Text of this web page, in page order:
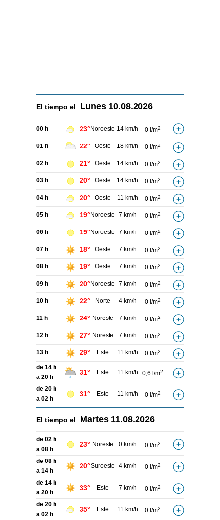
El tiempo el Lunes 10.08.2026
00 h 23° Noroeste 14 km/h 0 l/m2
01 h 22° Oeste 18 km/h 0 l/m2
02 h 21° Oeste 14 km/h 0 l/m2
03 h 20° Oeste 14 km/h 0 l/m2
04 h 20° Oeste 11 km/h 0 l/m2
05 h 19° Noroeste 7 km/h 0 l/m2
06 h 19° Noroeste 7 km/h 0 l/m2
07 h 18° Oeste 7 km/h 0 l/m2
08 h 19° Oeste 7 km/h 0 l/m2
09 h 20° Noroeste 7 km/h 0 l/m2
10 h 22° Norte 4 km/h 0 l/m2
11 h 24° Noreste 7 km/h 0 l/m2
12 h 27° Noreste 7 km/h 0 l/m2
13 h 29° Este 11 km/h 0 l/m2
de 14 h
a 20 h
31° Este 11 km/h 0,6 l/m2
de 20 h
a 02 h
31° Este 11 km/h 0 l/m2
El tiempo el Martes 11.08.2026
de 02 h
a 08 h
23° Noreste 0 km/h 0 l/m2
de 08 h
a 14 h
20°Suroeste 4 km/h 0 l/m2
de 14 h
a 20 h
33° Este 7 km/h 0 l/m2
de 20 h
a 02 h
35° Este 11 km/h 0 l/m2